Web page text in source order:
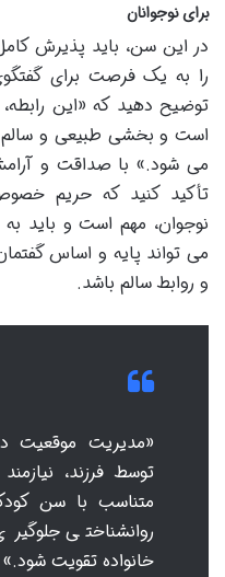
برای نوجوانان
در این سن، باید پذیرش
را به یک فرصت برای
توضیح دهید که «این
است و بخشی طبیعی و
می شود.» با صداقت و
تأکید کنید که حریم
نوجوان، مهم است و باید
می تواند پایه و اساس
و روابط سالم باشد.
«مدیریت موقعیت
توسط فرزند،
متناسب با سن
روانشناختی
خانواده تقویت شود.»